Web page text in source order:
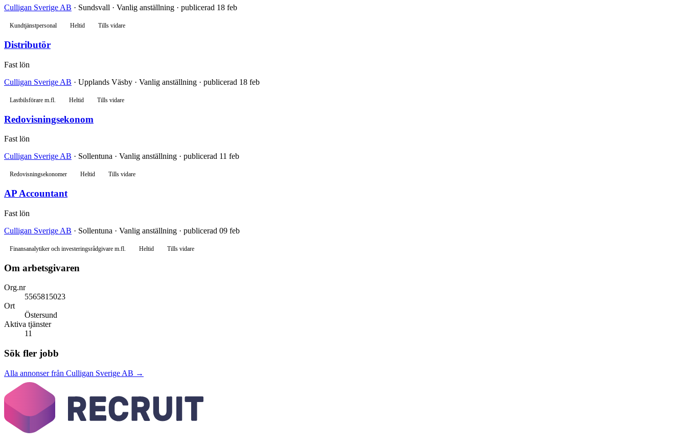
Culligan Sverige AB · Sundsvall · Vanlig anställning · publicerad 18 feb
Kundtjänstpersonal Heltid Tills vidare
Distributör
Fast lön
Culligan Sverige AB · Upplands Väsby · Vanlig anställning · publicerad 18 feb
Lastbilsförare m.fl. Heltid Tills vidare
Redovisningsekonom
Fast lön
Culligan Sverige AB · Sollentuna · Vanlig anställning · publicerad 11 feb
Redovisningsekonomer Heltid Tills vidare
AP Accountant
Fast lön
Culligan Sverige AB · Sollentuna · Vanlig anställning · publicerad 09 feb
Finansanalytiker och investeringsrådgivare m.fl. Heltid Tills vidare
Om arbetsgivaren
Org.nr
5565815023
Ort
Östersund
Aktiva tjänster
11
Sök fler jobb
Alla annonser från Culligan Sverige AB →